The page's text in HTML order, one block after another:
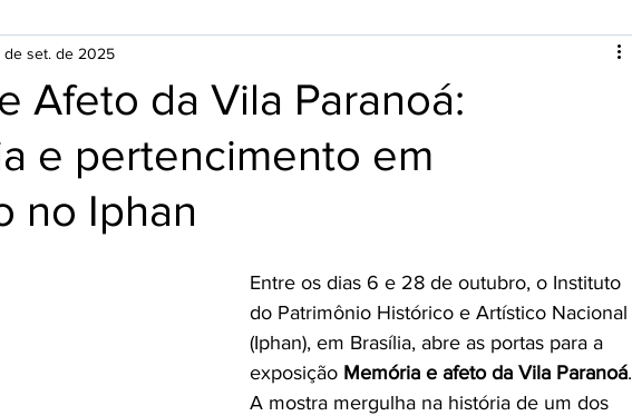
Galeria 2018
Cozinha Viva Jornada do Cordel
Afeto da Vila Paranoá:
e pertencimento em
no Iphan
de set. de 2025
Entre os dias 6 e 28 de outubro, o Instituto
do Patrimônio Histórico e Artístico Nacional
(Iphan), em Brasília, abre as portas para a
exposição Memória e afeto da Vila Paranoá.
A mostra mergulha na história de um dos